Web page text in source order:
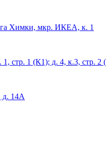
Химки, мкр. ИКЕА, к. 1
стр. 1 (К1); д. 4, к.3, стр. 2
д. 14А